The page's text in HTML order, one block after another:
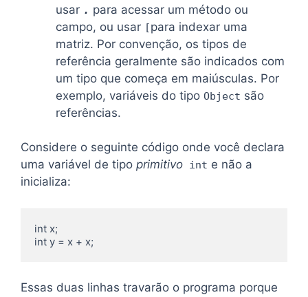
usar . para acessar um método ou
campo, ou usar [para indexar uma
matriz. Por convenção, os tipos de
referência geralmente são indicados com
um tipo que começa em maiúsculas. Por
exemplo, variáveis ​​do tipo Object são
referências.
Considere o seguinte código onde você declara
uma variável de tipo primitivo int e não a
inicializa:
int x;
int y = x + x;
Essas duas linhas travarão o programa porque